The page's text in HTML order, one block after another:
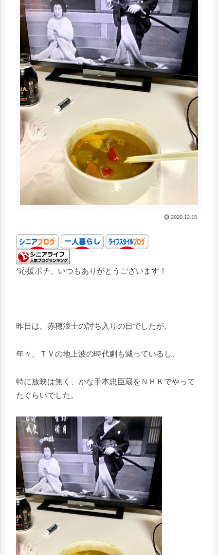
2020.12.15
*応援ポチ、いつもありがとうございます！
昨日は、赤穂浪士の討ち入りの日でしたが、
年々、ＴＶの地上波の時代劇も減っているし、
特に放映は無く、かな手本忠臣蔵をＮＨＫでやって
たぐらいでした。